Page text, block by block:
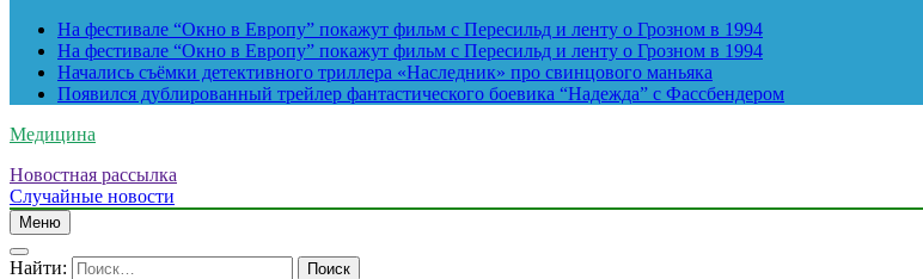
На фестивале “Окно в Европу” покажут фильм с Пересильд и ленту о Грозном в 1994
На фестивале “Окно в Европу” покажут фильм с Пересильд и ленту о Грозном в 1994
Начались съёмки детективного триллера «Наследник» про свинцового маньяка
Появился дублированный трейлер фантастического боевика “Надежда” с Фассбендером
Медицина
Новостная рассылка
Случайные новости
Меню
Найти: